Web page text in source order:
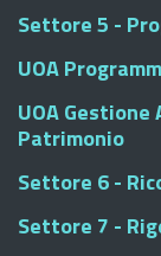
Settore 5 -
UOA
UOA
Patrimonio
Settore 6 -
Settore 7 -